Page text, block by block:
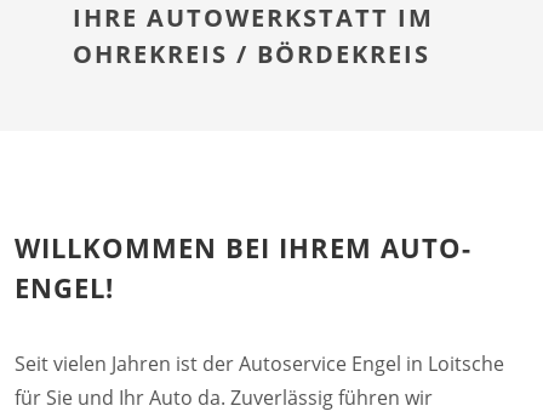
IHRE AUTOWERKSTATT IM
OHREKREIS / BÖRDEKREIS
WILLKOMMEN BEI IHREM AUTO-
ENGEL!
Seit vielen Jahren ist der Autoservice Engel in Loitsche
für Sie und Ihr Auto da. Zuverlässig führen wir